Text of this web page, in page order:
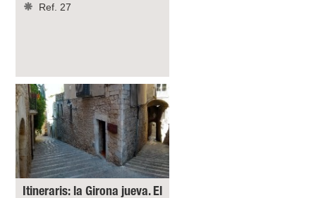
Ref. 27
Itineraris: la Girona jueva. El